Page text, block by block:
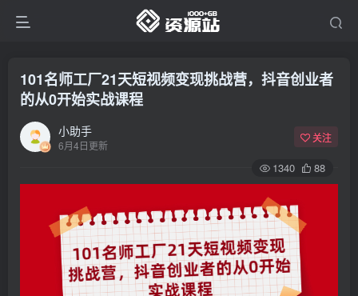
101名师工厂21天短视频变现挑战营，抖音创业者
的从0开始实战课程
小助手
6月4日更新
关注
1340 88